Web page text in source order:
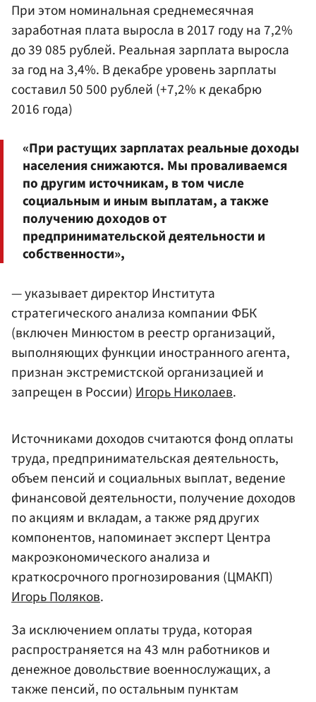
При этом номинальная среднемесячная
заработная плата выросла в 2017 году на 7,2%
до 39 085 рублей. Реальная зарплата выросла
за год на 3,4%. В декабре уровень зарплаты
составил 50 500 рублей (+7,2% к декабрю
2016 года)
«При растущих зарплатах реальные доходы
населения снижаются. Мы проваливаемся
по другим источникам, в том числе
социальным и иным выплатам, а также
получению доходов от
предпринимательской деятельности и
собственности»,
— указывает директор Института
стратегического анализа компании ФБК
(включен Минюстом в реестр организаций,
выполняющих функции иностранного агента,
признан экстремистской организацией и
запрещен в России)Игорь Николаев.
Источниками доходов считаются фонд оплаты
труда, предпринимательская деятельность,
объем пенсий и социальных выплат, ведение
финансовой деятельности, получение доходов
по акциям и вкладам, а также ряд других
компонентов, напоминает эксперт Центра
макроэкономического анализа и
краткосрочного прогнозирования (ЦМАКП)
Игорь Поляков.
За исключением оплаты труда, которая
распространяется на 43 млн работников и
денежное довольствие военнослужащих, а
также пенсий, по остальным пунктам